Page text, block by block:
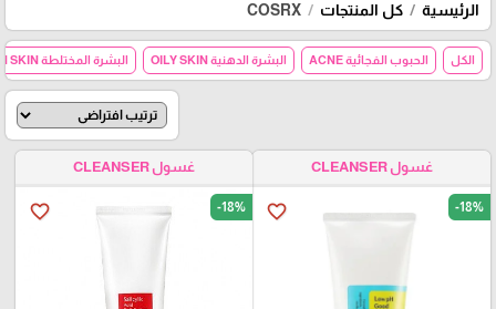
الرئيسية كل المنتجات COSRX
الكل الحبوب الفجائية ACNE البشرة الدهنية OILY SKIN البشرة المختلطة COMBANATION SKIN
غسول CLEANSER
favorite_border -18%
غسول CLEANSER
favorite_border -18%